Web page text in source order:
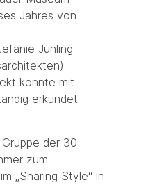
Jahres von
Jühling
konnte mit
erkundet
der 30
zum
„Sharing Style“ in